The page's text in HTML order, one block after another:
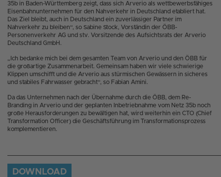
35b in Baden-Württemberg zeigt, dass sich Arverio als wettbewerbsfähiges
Eisenbahnunternehmen für den Nahverkehr in Deutschland etabliert hat.
Das Ziel bleibt, auch in Deutschland ein zuverlässiger Partner im
Nahverkehr zu bleiben“, so Sabine Stock, Vorständin der ÖBB-
Personenverkehr AG und stv. Vorsitzende des Aufsichtsrats der Arverio
Deutschland GmbH.
„Ich bedanke mich bei dem gesamten Team von Arverio und den ÖBB für
die großartige Zusammenarbeit. Gemeinsam haben wir viele schwierige
Klippen umschifft und die Arverio aus stürmischen Gewässern in sicheres
und stabiles Fahrwasser gebracht“, so Fabian Amini.
Da das Unternehmen nach der Übernahme durch die ÖBB, dem Re-
Branding in Arverio und der geplanten Inbetriebnahme vom Netz 35b noch
große Herausforderungen zu bewältigen hat, wird weiterhin ein CTO (Chief
Transformation Officer) die Geschäftsführung im Transformationsprozess
komplementieren.
DOWNLOAD